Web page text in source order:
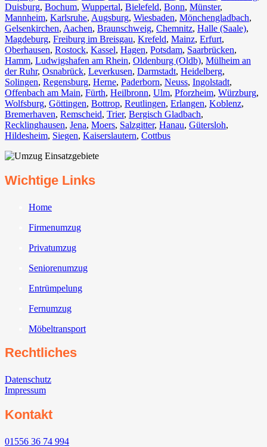
Duisburg⁠, Bochum, Wuppertal⁠, Bielefeld⁠, Bonn⁠, Münster⁠,
Mannheim, Karlsruhe, Augsburg, Wiesbaden⁠, Mönchengladbach⁠,
Gelsenkirchen⁠, Aachen⁠, Braunschweig, Chemnitz⁠, Halle (Saale)⁠,
Magdeburg, Freiburg im Breisgau⁠, Krefeld⁠, Mainz⁠, Erfurt,
Oberhausen⁠, Rostock⁠, Kassel⁠, Hagen, Potsdam, Saarbrücken⁠,
Hamm, Ludwigshafen am Rhein⁠, Oldenburg (Oldb), Mülheim an
der Ruhr, Osnabrück⁠, Leverkusen, Darmstadt⁠, Heidelberg,
Solingen, Regensburg, Herne⁠, Paderborn, Neuss, Ingolstadt,
Offenbach am Main, Fürth⁠, Heilbronn, Ulm⁠, Pforzheim, Würzburg,
Wolfsburg⁠, Göttingen, Bottrop, Reutlingen, Erlangen⁠, Koblenz,
Bremerhaven⁠, Remscheid, Trier⁠, Bergisch Gladbach,
Recklinghausen, Jena⁠, Moers⁠, Salzgitter⁠, Hanau, Gütersloh,
Hildesheim⁠, Siegen⁠, Kaiserslautern⁠, Cottbus⁠
Wichtige Links
Home
Firmenumzug
Privatumzug
Seniorenumzug
Entrümpelung
Fernumzug
Möbeltransport
Rechtliches
Datenschutz
Impressum
Kontakt
01556 36 74 994